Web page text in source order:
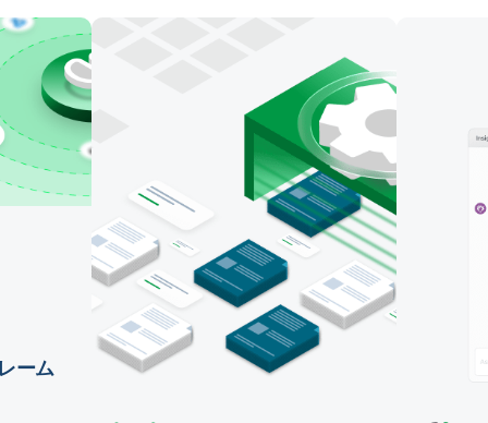
ングエージェントでパイプラインを構築したり、自然
言語で Qlik の AI アシスタントを使用することができ
ます。
ーム